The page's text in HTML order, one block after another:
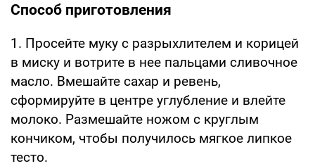
Способ приготовления
1. Просейте муку с разрыхлителем и корицей
в миску и вотрите в нее пальцами сливочное
масло. Вмешайте сахар и ревень,
сформируйте в центре углубление и влейте
молоко. Размешайте ножом с круглым
кончиком, чтобы получилось мягкое липкое
тесто.